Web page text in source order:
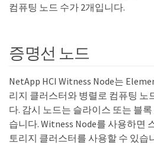
컴퓨팅 노드 수가 2개입니다.
증명선 노드
NetApp HCI Witness Node는
리지 클러스터와 병렬로 컴퓨팅 노
다. 감시 노드는 슬라이스 또는 블
습니다. Witness Node를 사용하면
토리지 클러스터를 사용할 수 있습